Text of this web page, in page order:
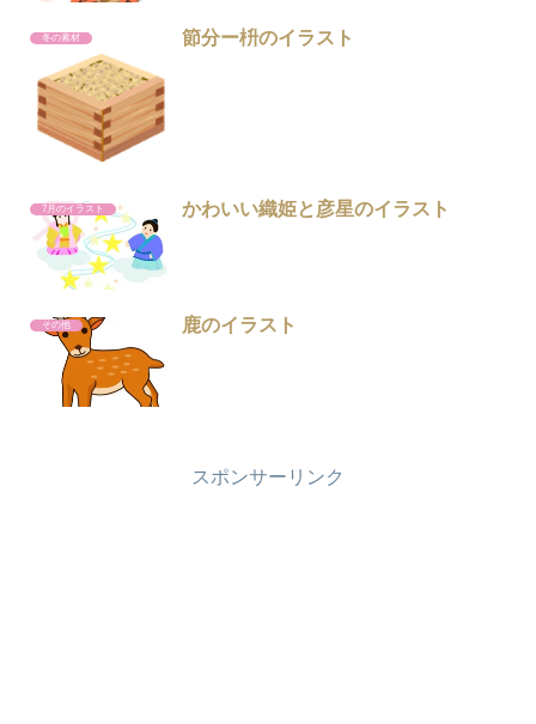
冬の素材 節分ー枡のイラスト
7月のイラスト かわいい織姫と彦星のイラスト
その他 鹿のイラスト
スポンサーリンク